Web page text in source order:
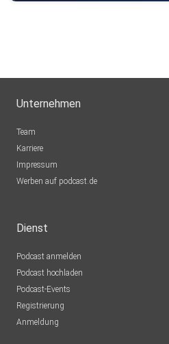
Unternehmen
Team
Karriere
Impressum
Werben auf podcast.de
Dienst
Podcast anmelden
Podcast hochladen
Podcast-Events
Registrierung
Anmeldung